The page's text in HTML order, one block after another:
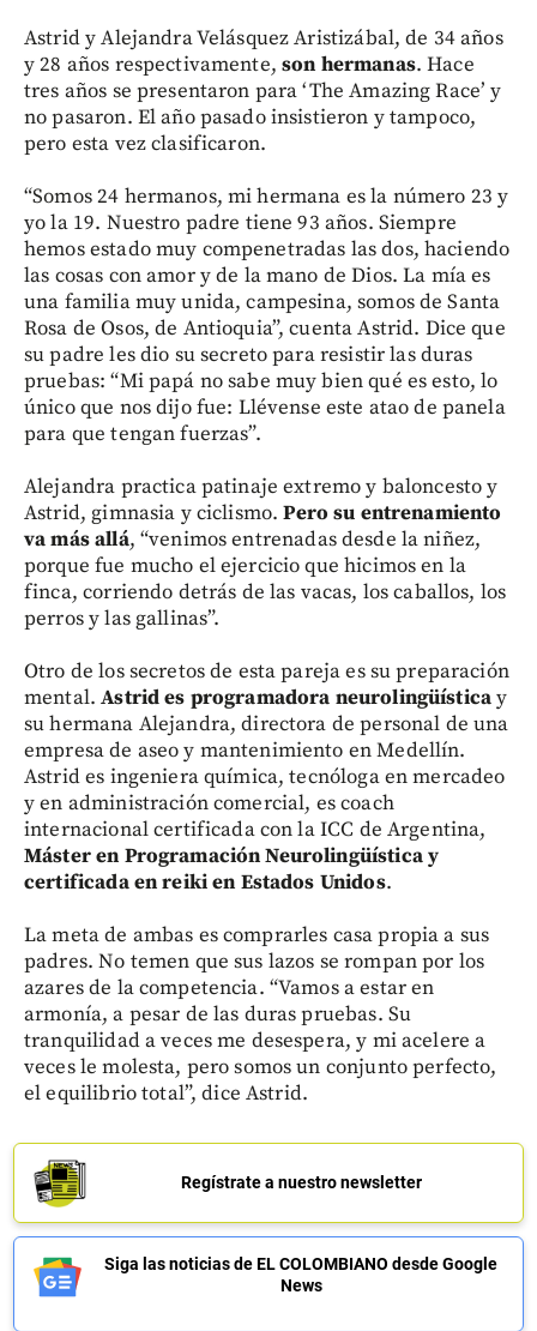
Astrid y Alejandra Velásquez Aristizábal, de 34 años
y 28 años respectivamente,son hermanas. Hace
tres años se presentaron para ‘The Amazing Race’ y
no pasaron. El año pasado insistieron y tampoco,
pero esta vez clasificaron.
“Somos 24 hermanos, mi hermana es la número 23 y
yo la 19. Nuestro padre tiene 93 años. Siempre
hemos estado muy compenetradas las dos, haciendo
las cosas con amor y de la mano de Dios. La mía es
una familia muy unida, campesina, somos de Santa
Rosa de Osos, de Antioquia”, cuenta Astrid. Dice que
su padre les dio su secreto para resistir las duras
pruebas: “Mi papá no sabe muy bien qué es esto, lo
único que nos dijo fue: Llévense este atao de panela
para que tengan fuerzas”.
Alejandra practica patinaje extremo y baloncesto y
Astrid, gimnasia y ciclismo.Pero su entrenamiento
va más allá, “venimos entrenadas desde la niñez,
porque fue mucho el ejercicio que hicimos en la
finca, corriendo detrás de las vacas, los caballos, los
perros y las gallinas”.
Otro de los secretos de esta pareja es su preparación
mental.Astrid es programadora neurolingüísticay
su hermana Alejandra, directora de personal de una
empresa de aseo y mantenimiento en Medellín.
Astrid es ingeniera química, tecnóloga en mercadeo
y en administración comercial, es coach
internacional certificada con la ICC de Argentina,
Máster en Programación Neurolingüística y
certificada en reiki en Estados Unidos.
La meta de ambas es comprarles casa propia a sus
padres. No temen que sus lazos se rompan por los
azares de la competencia. “Vamos a estar en
armonía, a pesar de las duras pruebas. Su
tranquilidad a veces me desespera, y mi acelere a
veces le molesta, pero somos un conjunto perfecto,
el equilibrio total”, dice Astrid.
Regístrate a nuestro newsletter
Siga las noticias de EL COLOMBIANO desde Google
News